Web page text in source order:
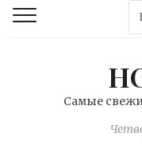
Самые